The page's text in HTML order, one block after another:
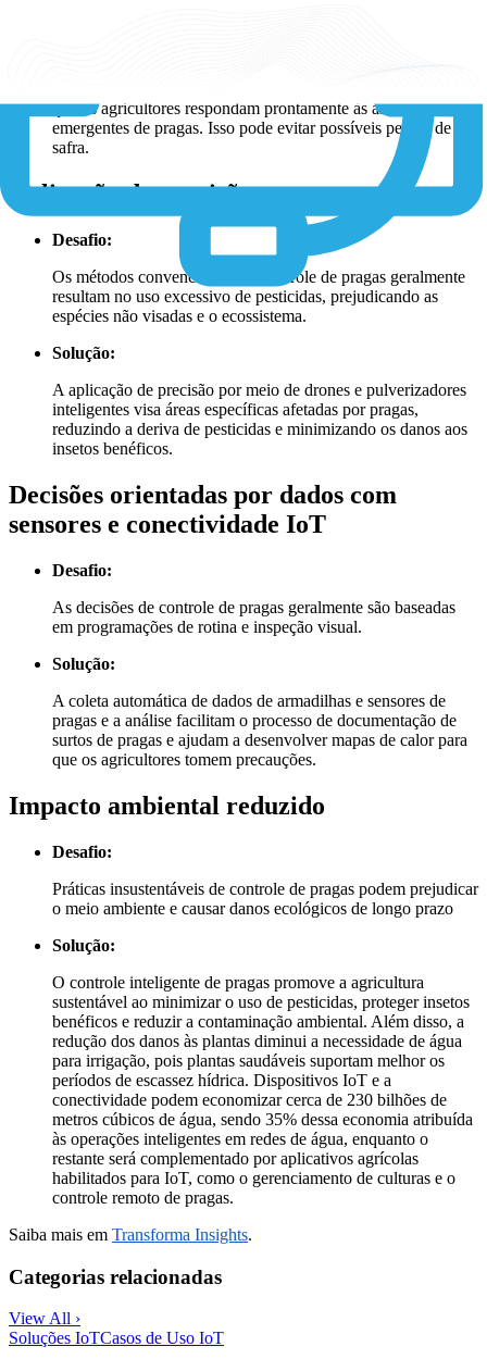
que os agricultores respondam prontamente às ameaças
emergentes de pragas. Isso pode evitar possíveis perdas de
safra.
Aplicação de precisão
Desafio:
Os métodos convencionais de controle de pragas geralmente
resultam no uso excessivo de pesticidas, prejudicando as
espécies não visadas e o ecossistema.
Solução:
A aplicação de precisão por meio de drones e pulverizadores
inteligentes visa áreas específicas afetadas por pragas,
reduzindo a deriva de pesticidas e minimizando os danos aos
insetos benéficos.
Decisões orientadas por dados com
sensores e conectividade IoT
Desafio:
As decisões de controle de pragas geralmente são baseadas
em programações de rotina e inspeção visual.
Solução:
A coleta automática de dados de armadilhas e sensores de
pragas e a análise facilitam o processo de documentação de
surtos de pragas e ajudam a desenvolver mapas de calor para
que os agricultores tomem precauções.
Impacto ambiental reduzido
Desafio:
Práticas insustentáveis de controle de pragas podem prejudicar
o meio ambiente e causar danos ecológicos de longo prazo
Solução:
O controle inteligente de pragas promove a agricultura
sustentável ao minimizar o uso de pesticidas, proteger insetos
benéficos e reduzir a contaminação ambiental. Além disso, a
redução dos danos às plantas diminui a necessidade de água
para irrigação, pois plantas saudáveis suportam melhor os
períodos de escassez hídrica. Dispositivos IoT e a
conectividade podem economizar cerca de 230 bilhões de
metros cúbicos de água, sendo 35% dessa economia atribuída
às operações inteligentes em redes de água, enquanto o
restante será complementado por aplicativos agrícolas
habilitados para IoT, como o gerenciamento de culturas e o
controle remoto de pragas.
Saiba mais em Transforma Insights.
Categorias relacionadas
View All ›
Soluções IoTCasos de Uso IoT